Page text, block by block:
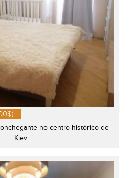
no centro histórico de
Kiev